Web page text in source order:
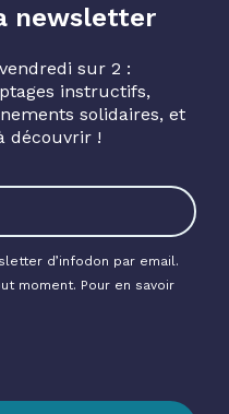
newsletter
sur 2 :
instructifs,
solidaires, et
découvrir !
d’infodon par email.
moment. Pour en savoir